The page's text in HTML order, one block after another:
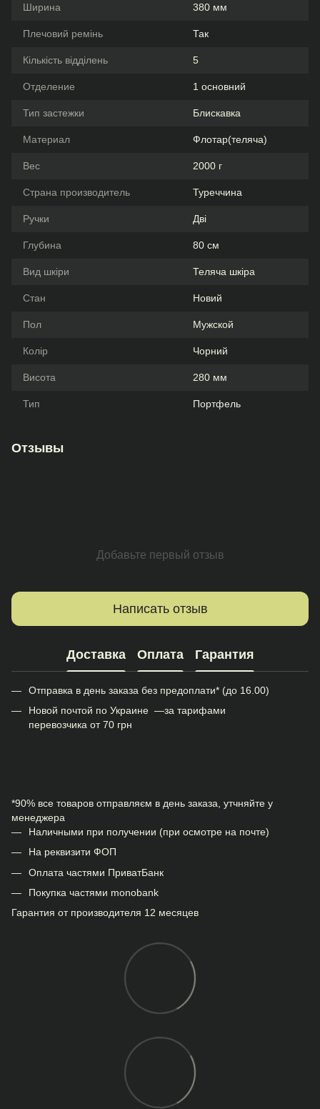
Ширина 380 мм
Плечовий ремінь Так
Кількість відділень 5
Отделение 1 основний
Тип застежки Блискавка
Материал Флотар(теляча)
Вес 2000 г
Страна производитель Туреччина
Ручки Дві
Глубина 80 см
Вид шкіри Теляча шкіра
Стан Новий
Пол Мужской
Колір Чорний
Висота 280 мм
Тип Портфель
Отзывы
Добавьте первый отзыв
Написать отзыв
Доставка Оплата Гарантия
Отправка в день заказа без предоплати* (до 16.00)
Новой почтой по Украине —за тарифами
перевозчика от 70 грн
*90% все товаров отправляєм в день заказа, утчняйте у
менеджера
Наличными при получении (при осмотре на почте)
На реквизити ФОП
Оплата частями ПриватБанк
Покупка частями monobank
Гарантия от производителя 12 месяцев